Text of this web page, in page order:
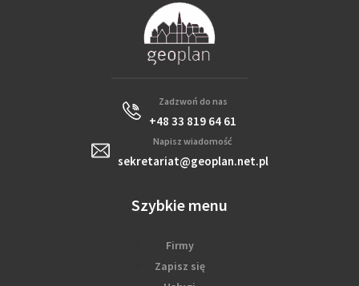
Zadzwoń do nas
+48 33 819 64 61
Napisz wiadomość
sekretariat@geoplan.net.pl
Szybkie menu
Firmy
Zapisz się